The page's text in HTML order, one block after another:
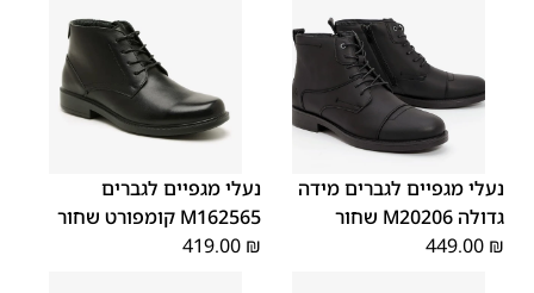
נעלי מגפיים לגברים מידה
גדולה M20206 שחור
449.00 ₪
40
41
נעלי מגפיים לגברים
M162565 קומפורט שחור
419.00 ₪